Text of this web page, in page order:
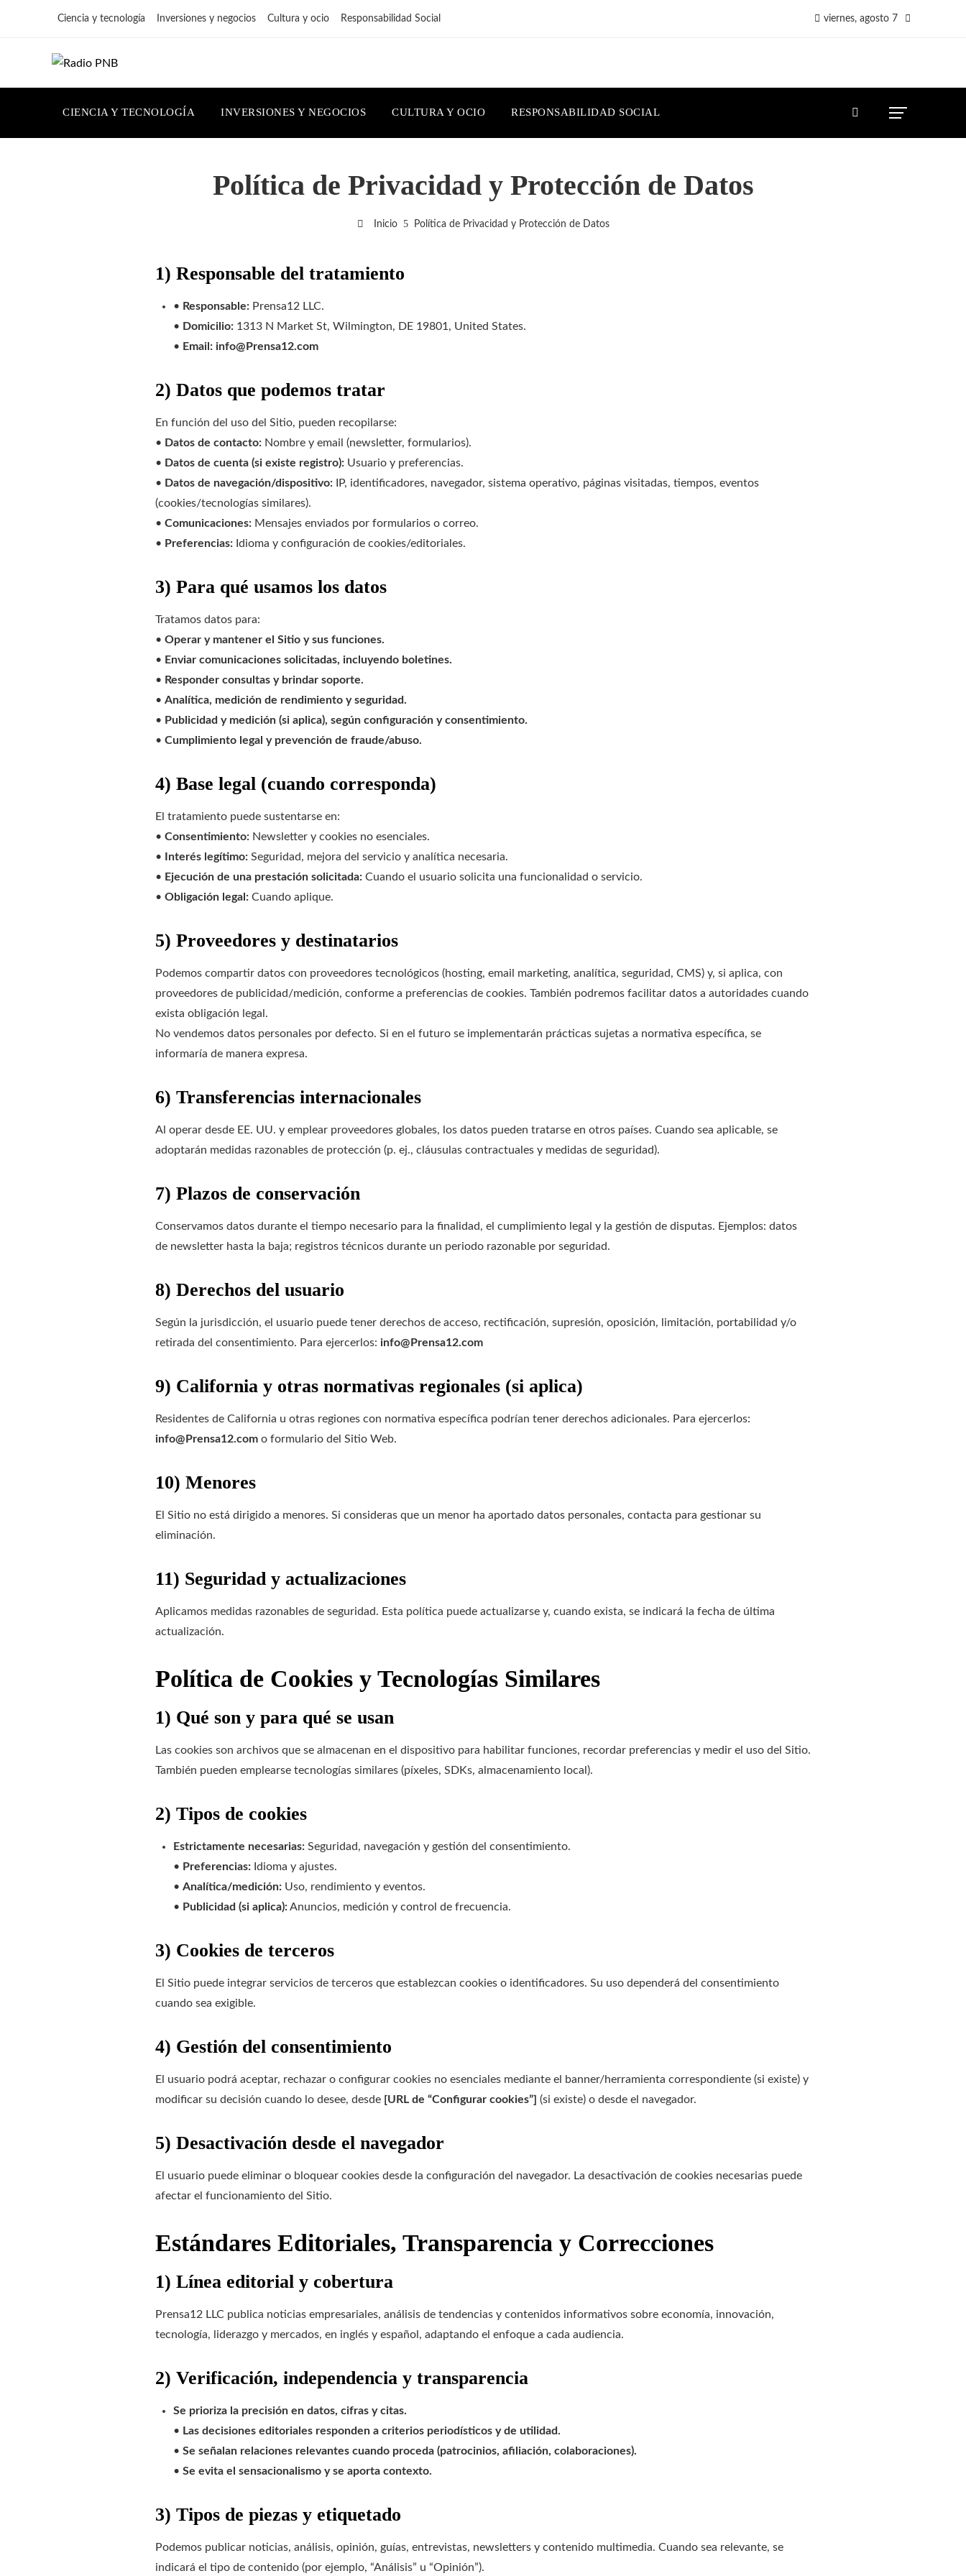
Ciencia y tecnología Inversiones y negocios Cultura y ocio Responsabilidad Social viernes, agosto 7
CIENCIA Y TECNOLOGÍA INVERSIONES Y NEGOCIOS CULTURA Y OCIO RESPONSABILIDAD SOCIAL
Política de Privacidad y Protección de Datos
Inicio Política de Privacidad y Protección de Datos
1) Responsable del tratamiento
• Responsable: Prensa12 LLC.
• Domicilio: 1313 N Market St, Wilmington, DE 19801, United States.
• Email: info@Prensa12.com
2) Datos que podemos tratar
En función del uso del Sitio, pueden recopilarse:
• Datos de contacto: Nombre y email (newsletter, formularios).
• Datos de cuenta (si existe registro): Usuario y preferencias.
• Datos de navegación/dispositivo: IP, identificadores, navegador, sistema operativo, páginas visitadas, tiempos, eventos
(cookies/tecnologías similares).
• Comunicaciones: Mensajes enviados por formularios o correo.
• Preferencias: Idioma y configuración de cookies/editoriales.
3) Para qué usamos los datos
Tratamos datos para:
• Operar y mantener el Sitio y sus funciones.
• Enviar comunicaciones solicitadas, incluyendo boletines.
• Responder consultas y brindar soporte.
• Analítica, medición de rendimiento y seguridad.
• Publicidad y medición (si aplica), según configuración y consentimiento.
• Cumplimiento legal y prevención de fraude/abuso.
4) Base legal (cuando corresponda)
El tratamiento puede sustentarse en:
• Consentimiento: Newsletter y cookies no esenciales.
•
Interés legítimo: Seguridad, mejora del servicio y analítica necesaria.
• Ejecución de una prestación solicitada: Cuando el usuario solicita una funcionalidad o servicio.
• Obligación legal: Cuando aplique.
5) Proveedores y destinatarios
Podemos compartir datos con proveedores tecnológicos (hosting, email marketing, analítica, seguridad, CMS) y, si aplica, con
proveedores de publicidad/medición, conforme a preferencias de cookies. También podremos facilitar datos a autoridades cuando
exista obligación legal.
No vendemos datos personales por defecto. Si en el futuro se implementarán prácticas sujetas a normativa específica, se
informaría de manera expresa.
6) Transferencias internacionales
Al operar desde EE. UU. y emplear proveedores globales, los datos pueden tratarse en otros países. Cuando sea aplicable, se
adoptarán medidas razonables de protección (p. ej., cláusulas contractuales y medidas de seguridad).
7) Plazos de conservación
Conservamos datos durante el tiempo necesario para la finalidad, el cumplimiento legal y la gestión de disputas. Ejemplos: datos
de newsletter hasta la baja; registros técnicos durante un periodo razonable por seguridad.
8) Derechos del usuario
Según la jurisdicción, el usuario puede tener derechos de acceso, rectificación, supresión, oposición, limitación, portabilidad y/o
retirada del consentimiento. Para ejercerlos: info@Prensa12.com
9) California y otras normativas regionales (si aplica)
Residentes de California u otras regiones con normativa específica podrían tener derechos adicionales. Para ejercerlos:
info@Prensa12.com o formulario del Sitio Web.
10) Menores
El Sitio no está dirigido a menores. Si consideras que un menor ha aportado datos personales, contacta para gestionar su
eliminación.
11) Seguridad y actualizaciones
Aplicamos medidas razonables de seguridad. Esta política puede actualizarse y, cuando exista, se indicará la fecha de última
actualización.
Política de Cookies y Tecnologías Similares
1) Qué son y para qué se usan
Las cookies son archivos que se almacenan en el dispositivo para habilitar funciones, recordar preferencias y medir el uso del Sitio.
También pueden emplearse tecnologías similares (píxeles, SDKs, almacenamiento local).
2) Tipos de cookies
Estrictamente necesarias: Seguridad, navegación y gestión del consentimiento.
• Preferencias: Idioma y ajustes.
• Analítica/medición: Uso, rendimiento y eventos.
• Publicidad (si aplica):Anuncios, medición y control de frecuencia.
3) Cookies de terceros
El Sitio puede integrar servicios de terceros que establezcan cookies o identificadores. Su uso dependerá del consentimiento
cuando sea exigible.
4) Gestión del consentimiento
El usuario podrá aceptar, rechazar o configurar cookies no esenciales mediante el banner/herramienta correspondiente (si existe) y
modificar su decisión cuando lo desee, desde [URL de “Configurar cookies”] (si existe) o desde el navegador.
5) Desactivación desde el navegador
El usuario puede eliminar o bloquear cookies desde la configuración del navegador. La desactivación de cookies necesarias puede
afectar el funcionamiento del Sitio.
Estándares Editoriales, Transparencia y Correcciones
1) Línea editorial y cobertura
Prensa12 LLC publica noticias empresariales, análisis de tendencias y contenidos informativos sobre economía, innovación,
tecnología, liderazgo y mercados, en inglés y español, adaptando el enfoque a cada audiencia.
2) Verificación, independencia y transparencia
Se prioriza la precisión en datos, cifras y citas.
• Las decisiones editoriales responden a criterios periodísticos y de utilidad.
• Se señalan relaciones relevantes cuando proceda (patrocinios, afiliación, colaboraciones).
• Se evita el sensacionalismo y se aporta contexto.
3) Tipos de piezas y etiquetado
Podemos publicar noticias, análisis, opinión, guías, entrevistas, newsletters y contenido multimedia. Cuando sea relevante, se
indicará el tipo de contenido (por ejemplo, “Análisis” u “Opinión”).